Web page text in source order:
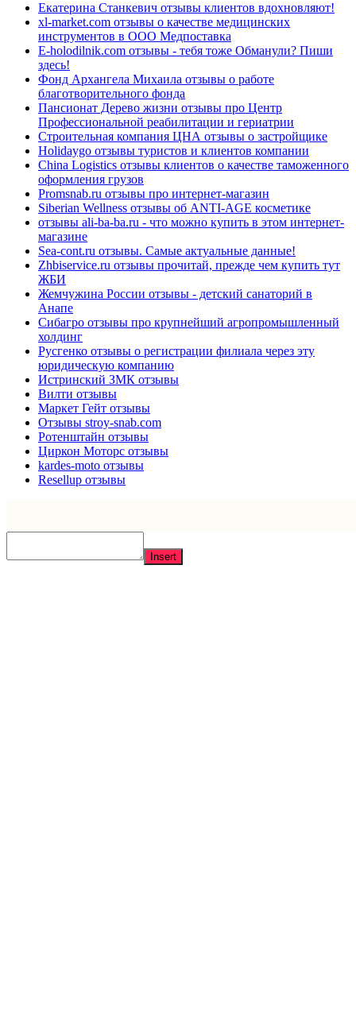
Екатерина Станкевич отзывы клиентов вдохновляют!
xl-market.com отзывы о качестве медицинских
инструментов в ООО Медпоставка
E-holodilnik.com отзывы - тебя тоже Обманули? Пиши
здесь!
Фонд Архангела Михаила отзывы о работе
благотворительного фонда
Пансионат Дерево жизни отзывы про Центр
Профессиональной реабилитации и гериатрии
Строительная компания ЦНА отзывы о застройщике
Holidaygo отзывы туристов и клиентов компании
China Logistics отзывы клиентов о качестве таможенного
оформления грузов
Promsnab.ru отзывы про интернет-магазин
Siberian Wellness отзывы об ANTI-AGE косметике
отзывы ali-ba-ba.ru - что можно купить в этом интернет-
магазине
Sea-cont.ru отзывы. Самые актуальные данные!
Zhbiservice.ru отзывы прочитай, прежде чем купить тут
ЖБИ
Жемчужина России отзывы - детский санаторий в
Анапе
Сибагро отзывы про крупнейший агропромышленный
холдинг
Русгенко отзывы о регистрации филиала через эту
юридическую компанию
Истринский ЗМК отзывы
Вилти отзывы
Маркет Гейт отзывы
Отзывы stroy-snab.com
Ротенштайн отзывы
Циркон Моторс отзывы
kardes-moto отзывы
Resellup отзывы
Insert